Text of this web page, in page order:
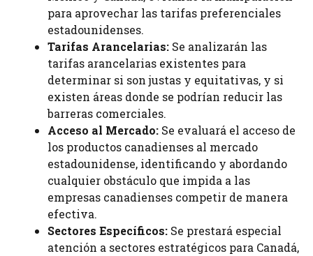
para aprovechar las tarifas preferenciales
estadounidenses.
Tarifas Arancelarias: Se analizarán las
tarifas arancelarias existentes para
determinar si son justas y equitativas, y si
existen áreas donde se podrían reducir las
barreras comerciales.
Acceso al Mercado: Se evaluará el acceso de
los productos canadienses al mercado
estadounidense, identificando y abordando
cualquier obstáculo que impida a las
empresas canadienses competir de manera
efectiva.
Sectores Específicos: Se prestará especial
atención a sectores estratégicos para Canadá,